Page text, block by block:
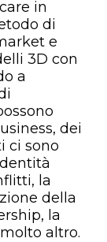
in
di
e
3D con
a
dei
ci sono
la
della
la
altro.